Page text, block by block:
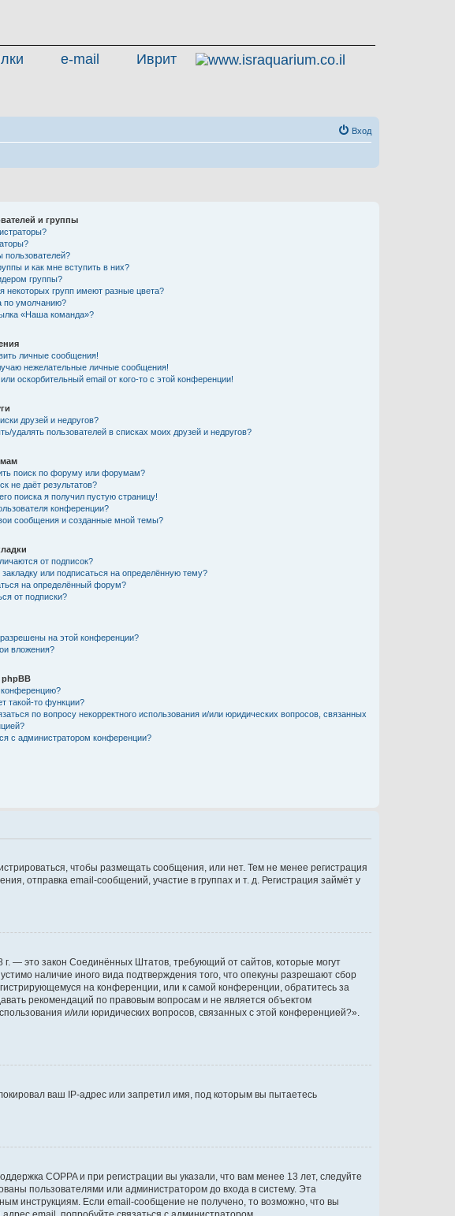
e-mail Иврит
Вход
и группы
пользователей?
и как мне вступить в них?
группы?
некоторых групп имеют разные цвета?
по умолчанию?
«Наша команда»?
личные сообщения!
нежелательные личные сообщения!
оскорбительный email от кого-то с этой конференции!
друзей и недругов?
удалять пользователей в списках моих друзей и недругов?
поиск по форуму или форумам?
не даёт результатов?
поиска я получил пустую страницу!
конференции?
сообщения и созданные мной темы?
от подписок?
закладку или подписаться на определённую тему?
на определённый форум?
от подписки?
на этой конференции?
вложения?
конференцию?
такой-то функции?
по вопросу некорректного использования и/или юридических вопросов, связанных
с администратором конференции?
чтобы размещать сообщения, или нет. Тем не менее регистрация
отправка email-сообщений, участие в группах и т. д. Регистрация займёт у
г. — это закон Соединённых Штатов, требующий от сайтов, которые могут
наличие иного вида подтверждения того, что опекуны разрешают сбор
на конференции, или к самой конференции, обратитесь за
рекомендаций по правовым вопросам и не является объектом
и/или юридических вопросов, связанных с этой конференцией?».
ваш IP-адрес или запретил имя, под которым вы пытаетесь
COPPA и при регистрации вы указали, что вам менее 13 лет, следуйте
пользователями или администратором до входа в систему. Эта
инструкциям. Если email-сообщение не получено, то возможно, что вы